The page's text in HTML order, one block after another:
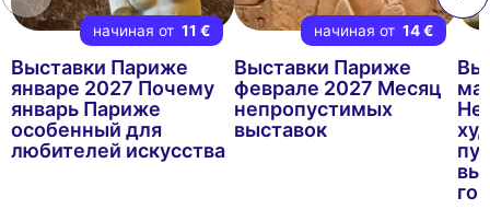
начиная от 11 €
Выставки Париже
январе 2027 Почему
январь Париже
особенный для
любителей искусства
начиная от 14 €
Выставки Париже
феврале 2027 Месяц
непропустимых
выставок